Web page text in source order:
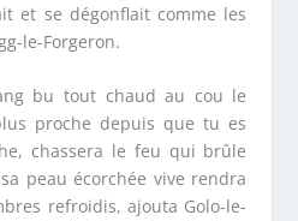
et se dégonflait comme les
le-Forgeron.
bu tout chaud au cou le
proche depuis que tu es
chassera le feu qui brûle
peau écorchée vive rendra
refroidis, ajouta Golo-le-